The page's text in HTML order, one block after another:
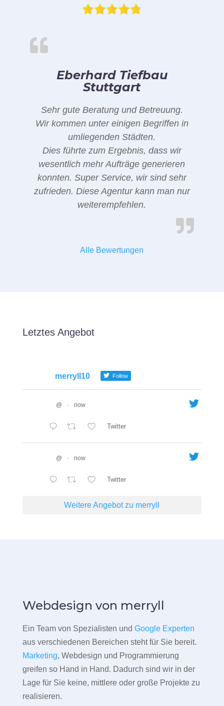
Eberhard Tiefbau
Stuttgart
Sehr gute Beratung und Betreuung.
Wir kommen unter einigen Begriffen in
umliegenden Städten.
Dies führte zum Ergebnis, dass wir
wesentlich mehr Aufträge generieren
konnten. Super Service, wir sind sehr
zufrieden. Diese Agentur kann man nur
weiterempfehlen.
Alle Bewertungen
Letztes Angebot
merryll10 Follow
@ · now
Twitter
@ · now
Twitter
Weitere Angebot zu merryll
Webdesign von merryll
Ein Team von Spezialisten und Google Experten
aus verschiedenen Bereichen steht für Sie bereit.
Marketing, Webdesign und Programmierung
greifen so Hand in Hand. Dadurch sind wir in der
Lage für Sie keine, mittlere oder große Projekte zu
realisieren.